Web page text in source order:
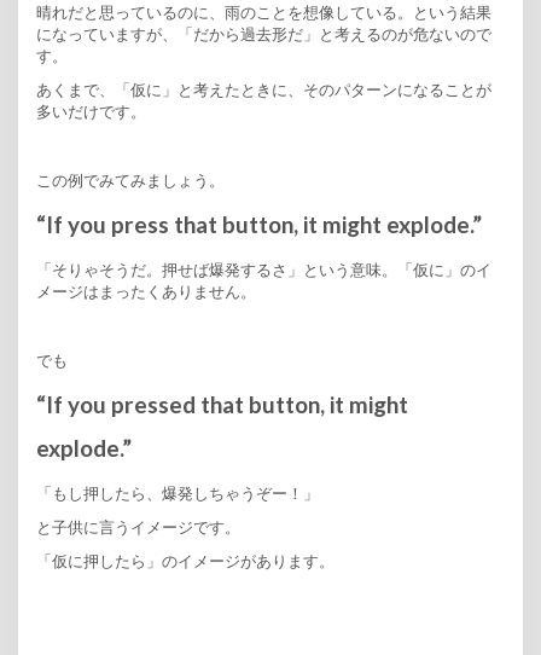
晴れだと思っているのに、雨のことを想像している。という結果
になっていますが、「だから過去形だ」と考えるのが危ないので
す。
あくまで、「仮に」と考えたときに、そのパターンになることが
多いだけです。
この例でみてみましょう。
“If you press that button, it might explode.”
「そりゃそうだ。押せば爆発するさ」という意味。「仮に」のイ
メージはまったくありません。
でも
“If you pressed that button, it might
explode.”
「もし押したら、爆発しちゃうぞー！」
と子供に言うイメージです。
「仮に押したら」のイメージがあります。